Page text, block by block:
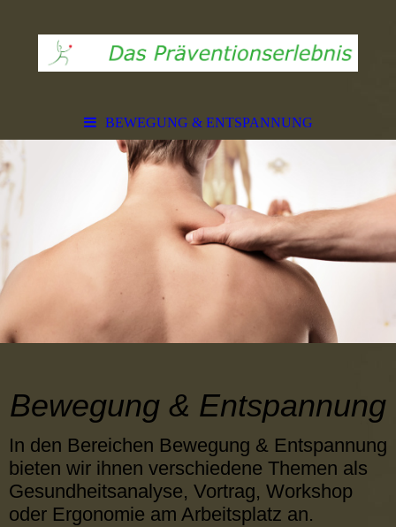
BEWEGUNG & ENTSPANNUNG
Bewegung & Entspannung
In den Bereichen Bewegung & Entspannung
bieten wir ihnen verschiedene Themen als
Gesundheitsanalyse, Vortrag, Workshop
oder Ergonomie am Arbeitsplatz an.